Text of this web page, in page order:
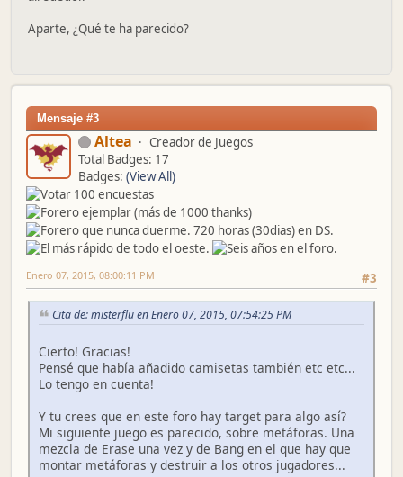
Aparte, ¿Qué te ha parecido?
Mensaje #3
Altea
Creador de Juegos
Total Badges: 17
Badges: (View All)
#3
Enero 07, 2015, 08:00:11 PM
Cita de: misterflu en Enero 07, 2015, 07:54:25 PM
Cierto! Gracias!
Pensé que había añadido camisetas también etc etc...
Lo tengo en cuenta!
Y tu crees que en este foro hay target para algo así?
Mi siguiente juego es parecido, sobre metáforas. Una
mezcla de Erase una vez y de Bang en el que hay que
montar metáforas y destruir a los otros jugadores...